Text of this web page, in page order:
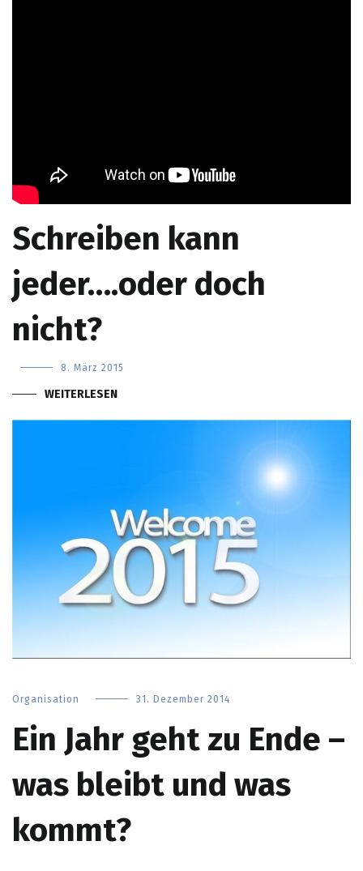
Schreiben kann
jeder….oder doch
nicht?
8. März 2015
WEITERLESEN
Organisation 31. Dezember 2014
Ein Jahr geht zu Ende –
was bleibt und was
kommt?